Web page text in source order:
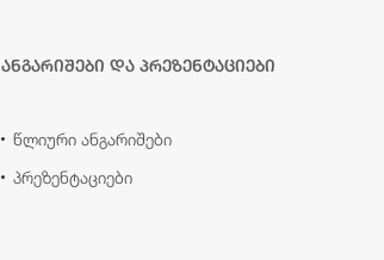
ანგარიშები და პრეზენტაციები
წლიური ანგარიშები
პრეზენტაციები